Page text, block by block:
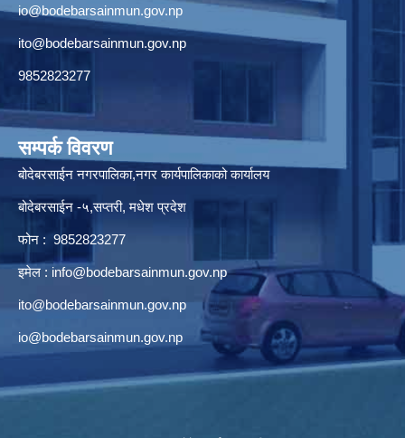
io@bodebarsainmun.gov.np
ito@bodebarsainmun.gov.np
9852823277
सम्पर्क विवरण
बोदेबरसाईन नगरपालिका,नगर कार्यपालिकाको कार्यालय
बोदेबरसाईन -५,सप्तरी, मधेश प्रदेश
फोन : 9852823277
इमेल : info@bodebarsainmun.gov.np
ito@bodebarsainmun.gov.np
io@bodebarsainmun.gov.np